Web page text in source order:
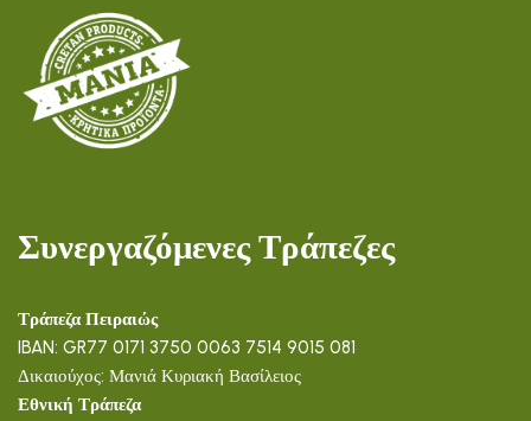
Συνεργαζόμενες Τράπεζες
Τράπεζα Πειραιώς
IBAN: GR77 0171 3750 0063 7514 9015 081
Δικαιούχος: Μανιά Κυριακή Βασίλειος
Εθνική Τράπεζα